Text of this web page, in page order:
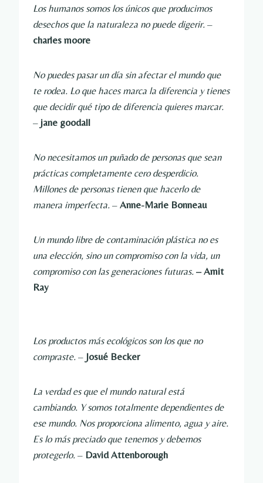
Los humanos somos los únicos que producimos
desechos que la naturaleza no puede digerir. –
charles moore
No puedes pasar un día sin afectar el mundo que
te rodea. Lo que haces marca la diferencia y tienes
que decidir qué tipo de diferencia quieres marcar.
– jane goodall
No necesitamos un puñado de personas que sean
prácticas completamente cero desperdicio.
Millones de personas tienen que hacerlo de
manera imperfecta. – Anne-Marie Bonneau
Un mundo libre de contaminación plástica no es
una elección, sino un compromiso con la vida, un
compromiso con las generaciones futuras. – Amit
Ray
Los productos más ecológicos son los que no
compraste. – Josué Becker
La verdad es que el mundo natural está
cambiando. Y somos totalmente dependientes de
ese mundo. Nos proporciona alimento, agua y aire.
Es lo más preciado que tenemos y debemos
protegerlo. – David Attenborough